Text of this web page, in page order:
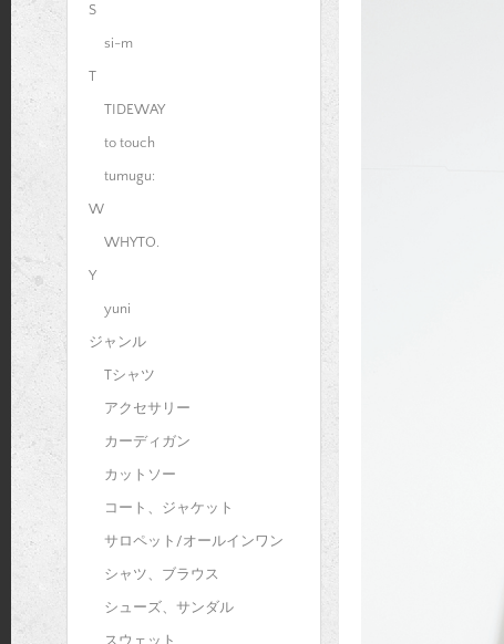
S
si-m
T
TIDEWAY
to touch
tumugu:
W
WHYTO.
Y
yuni
ジャンル
Tシャツ
アクセサリー
カーディガン
カットソー
コート、ジャケット
サロペット/オールインワン
シャツ、ブラウス
シューズ、サンダル
スウェット